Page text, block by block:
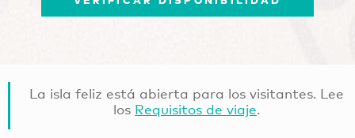
La isla feliz está abierta para los visitantes. Lee
los Requisitos de viaje.